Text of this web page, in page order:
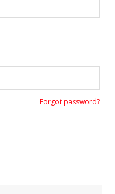
Forgot password?